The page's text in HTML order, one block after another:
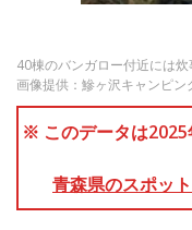
40棟のバンガロー付近には
画像提供：鰺ヶ沢キャンピン
※ このデータは2025
青森県のスポッ